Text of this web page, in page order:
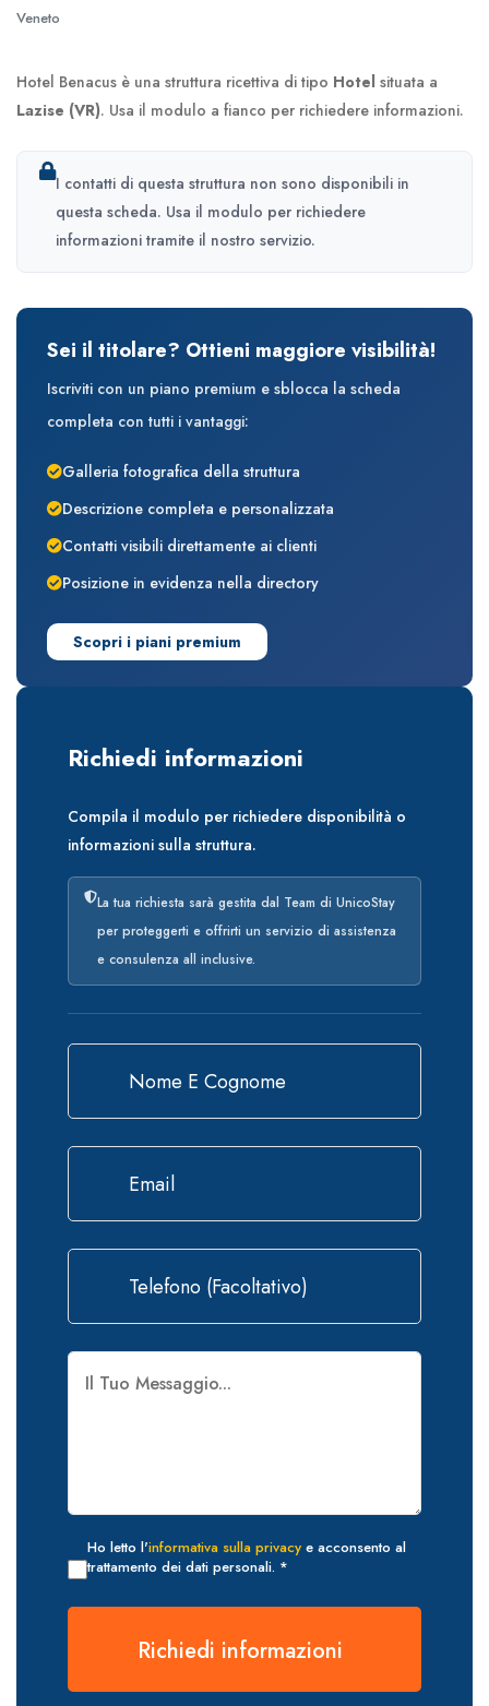
Veneto
Hotel Benacus è una struttura ricettiva di tipo Hotel situata a
Lazise (VR). Usa il modulo a fianco per richiedere informazioni.
I contatti di questa struttura non sono disponibili in
questa scheda. Usa il modulo per richiedere
informazioni tramite il nostro servizio.
Sei il titolare? Ottieni maggiore visibilità!
Iscriviti con un piano premium e sblocca la scheda
completa con tutti i vantaggi:
Galleria fotografica della struttura
Descrizione completa e personalizzata
Contatti visibili direttamente ai clienti
Posizione in evidenza nella directory
Scopri i piani premium
Richiedi informazioni
Compila il modulo per richiedere disponibilità o
informazioni sulla struttura.
La tua richiesta sarà gestita dal Team di UnicoStay
per proteggerti e offrirti un servizio di assistenza
e consulenza all inclusive.
Ho letto l'informativa sulla privacy e acconsento al
trattamento dei dati personali. *
Richiedi informazioni